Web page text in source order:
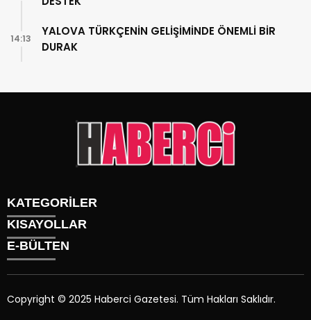
YALOVA TÜRKÇENİN GELİŞİMİNDE ÖNEMLİ BİR
DURAK
14:13
KATEGORİLER
Gündem
Siyaset
Sağlık
KISAYOLLAR
Künye
Üyelik
İletişim
E-BÜLTEN
Copyright © 2025 Haberci Gazetesi. Tüm Hakları Saklıdır.